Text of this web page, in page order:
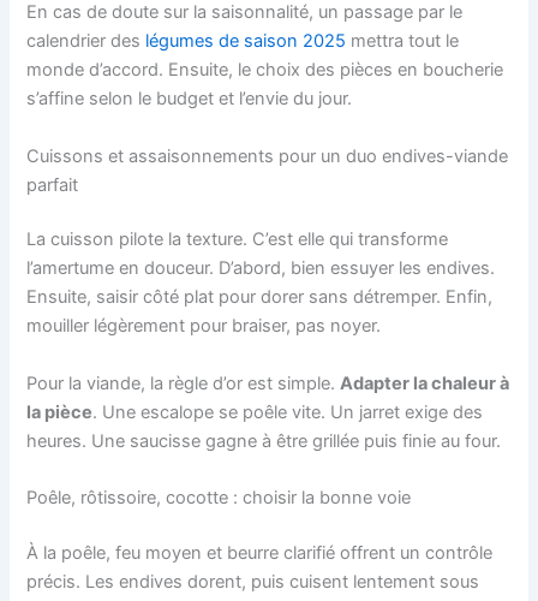
En cas de doute sur la saisonnalité, un passage par le
calendrier des légumes de saison 2025 mettra tout le
monde d’accord. Ensuite, le choix des pièces en boucherie
s’affine selon le budget et l’envie du jour.
Cuissons et assaisonnements pour un duo endives-viande
parfait
La cuisson pilote la texture. C’est elle qui transforme
l’amertume en douceur. D’abord, bien essuyer les endives.
Ensuite, saisir côté plat pour dorer sans détremper. Enfin,
mouiller légèrement pour braiser, pas noyer.
Pour la viande, la règle d’or est simple.Adapter la chaleur à
la pièce. Une escalope se poêle vite. Un jarret exige des
heures. Une saucisse gagne à être grillée puis finie au four.
Poêle, rôtissoire, cocotte : choisir la bonne voie
À la poêle, feu moyen et beurre clarifié offrent un contrôle
précis. Les endives dorent, puis cuisent lentement sous